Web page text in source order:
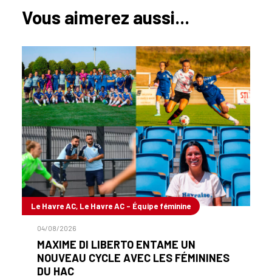
Vous aimerez aussi...
Le Havre AC, Le Havre AC - Équipe féminine
04/08/2026
MAXIME DI LIBERTO ENTAME UN
NOUVEAU CYCLE AVEC LES FÉMININES
DU HAC